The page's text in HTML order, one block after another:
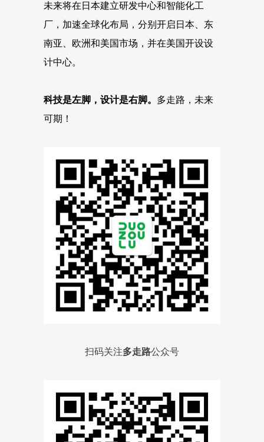
未来将在日本建立研发中心和智能化工
厂，加速全球化布局，分别开启日本、东
南亚、欧洲和美国市场，并在美国开设设
计中心。
科技是左脚，设计是右脚。 多走路，未来
可期！
扫码关注多走路公众号